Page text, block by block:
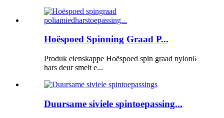
Hoëspoed Spinning Graad P...
Produk eienskappe Hoëspoed spin graad nylon6
hars deur smelt e...
Duursame siviele spintoepassing...